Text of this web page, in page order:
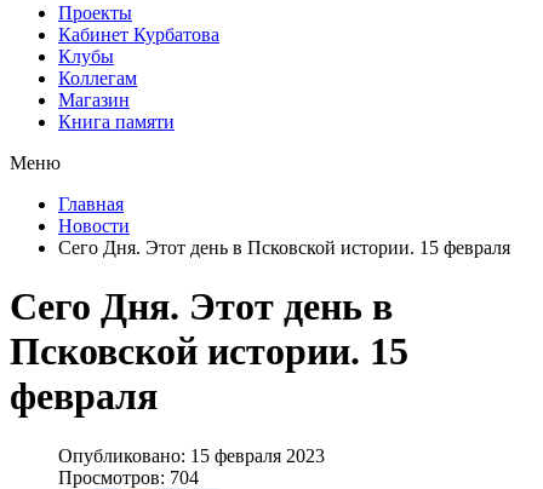
Проекты
Кабинет Курбатова
Клубы
Коллегам
Магазин
Книга памяти
Меню
Главная
Новости
Сего Дня. Этот день в Псковской истории. 15 февраля
Сего Дня. Этот день в
Псковской истории. 15
февраля
Опубликовано: 15 февраля 2023
Просмотров: 704